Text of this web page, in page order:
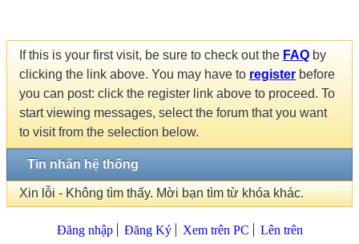
If this is your first visit, be sure to check out the FAQ by
clicking the link above. You may have to register before
you can post: click the register link above to proceed. To
start viewing messages, select the forum that you want
to visit from the selection below.
Tin nhắn hệ thống
Xin lỗi - Không tìm thấy. Mời bạn tìm từ khóa khác.
Đăng nhập Đăng Ký Xem trên PC Lên trên